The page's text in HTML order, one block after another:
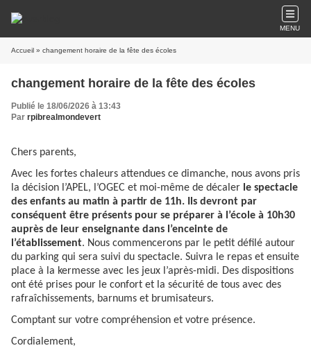
MENU
Accueil » changement horaire de la fête des écoles
changement horaire de la fête des écoles
Publié le 18/06/2026 à 13:43
Par rpibrealmondevert
Chers parents,
Avec les fortes chaleurs attendues ce dimanche, nous avons pris
la décision l’APEL, l’OGEC et moi-même de décaler le spectacle
des enfants au matin à partir de 11h. Ils devront par
conséquent être présents pour se préparer à l’école à 10h30
auprès de leur enseignante dans l’enceinte de
l’établissement. Nous commencerons par le petit défilé autour
du parking qui sera suivi du spectacle. Suivra le repas et ensuite
place à la kermesse avec les jeux l’après-midi. Des dispositions
ont été prises pour le confort et la sécurité de tous avec des
rafraîchissements, barnums et brumisateurs.
Comptant sur votre compréhension et votre présence.
Cordialement,